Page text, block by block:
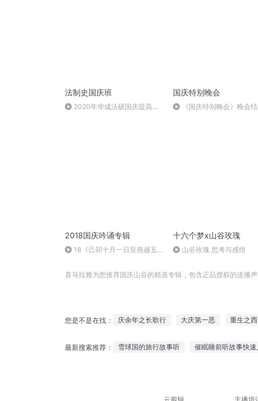
法制史国庆班
2020年华成法硕国庆提高班
国庆特别晚会
《国庆特别晚会》晚会
2018国庆吟诵专辑
18《己卯十月一日至燕越五
文天祥 自由吟诵
十六个梦x山谷玫瑰
山谷玫瑰 思考与感悟
喜马拉雅为您推荐国庆山谷的精选专辑，包含正品授权的连播
您是不是在找： 庆余年之长歌行 大庆第一恶 重生之
最新搜索推荐： 雪球国的旅行故事听 催眠睡前听故事快
云剪辑
主播培